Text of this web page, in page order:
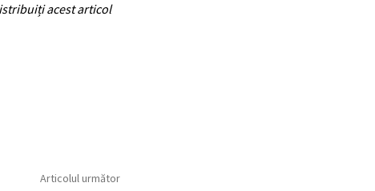
acest articol
Articolul următor